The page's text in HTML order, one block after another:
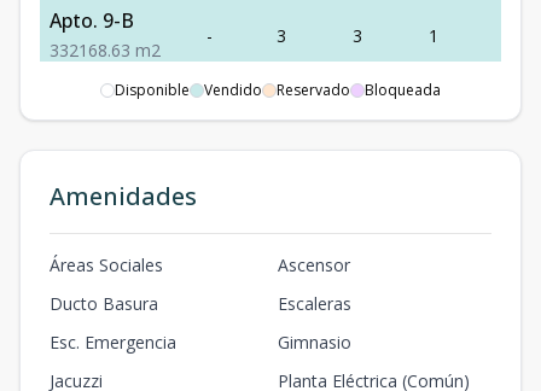
Apto. 9-B
332168.63 m2
- 3 3 1
Apto. 4-B
4 3 3 1 2
Apto. 3-C
2 22 116.71m2
Apto. 9-B
3 168.63
3
Apto. 5-B
332168.63
Disponible Vendido Reservado Bloqueada
Amenidades
Áreas Sociales
Ascensor
Ducto Basura
Escaleras
Esc. Emergencia
Gimnasio
Jacuzzi
Planta Eléctrica (Común)